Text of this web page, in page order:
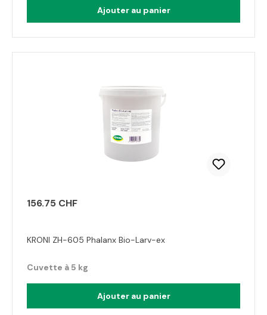
Ajouter au panier
156.75 CHF
KRONI ZH-605 Phalanx Bio-Larv-ex
Cuvette à 5 kg
Ajouter au panier